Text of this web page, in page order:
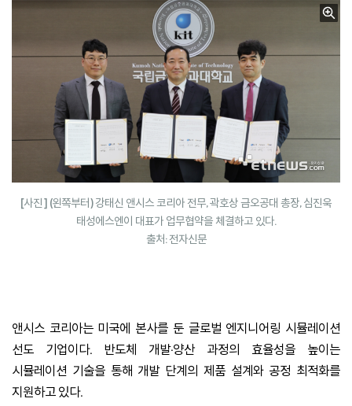
[사진] (왼쪽부터) 강태신 앤시스 코리아 전무, 곽호상 금오공대 총장, 심진욱
태성에스엔이 대표가 업무협약을 체결하고 있다.
출처: 전자신문
앤시스 코리아는 미국에 본사를 둔 글로벌 엔지니어링 시뮬레이션
선도 기업이다. 반도체 개발·양산 과정의 효율성을 높이는
시뮬레이션 기술을 통해 개발 단계의 제품 설계와 공정 최적화를
지원하고 있다.